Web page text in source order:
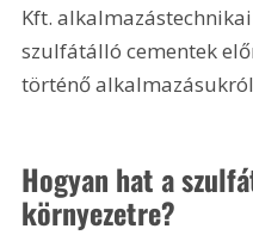
Kft.
szulfátálló cementek
történő
Hogyan hat a
környezetre?